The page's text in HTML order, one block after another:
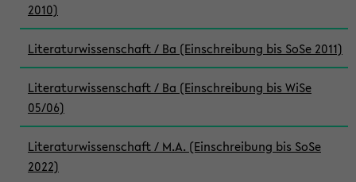
2010)
Literaturwissenschaft / Ba (Einschreibung bis SoSe 2011)
Literaturwissenschaft / Ba (Einschreibung bis WiSe
05/06)
Literaturwissenschaft / M.A. (Einschreibung bis SoSe
2022)